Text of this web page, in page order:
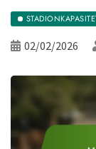
02/02/2026